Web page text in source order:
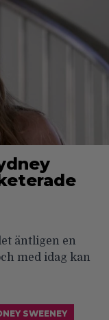
äntligen en
med idag kan
SWEENEY